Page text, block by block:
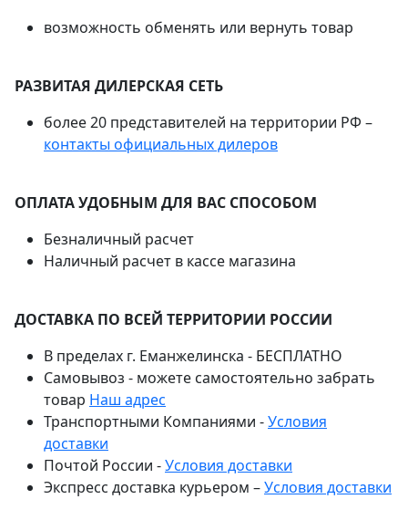
возможность обменять или вернуть товар
РАЗВИТАЯ ДИЛЕРСКАЯ СЕТЬ
более 20 представителей на территории РФ –
контакты официальных дилеров
ОПЛАТА УДОБНЫМ ДЛЯ ВАС СПОСОБОМ
Безналичный расчет
Наличный расчет в кассе магазина
ДОСТАВКА ПО ВСЕЙ ТЕРРИТОРИИ РОССИИ
В пределах г. Еманжелинска - БЕСПЛАТНО
Самовывоз - можете самостоятельно забрать
товар Наш адрес
Транспортными Компаниями -Условия
доставки
Почтой России -Условия доставки
Экспресс доставка курьером –Условия доставки